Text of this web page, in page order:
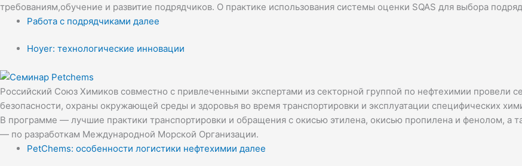
требованиям,обучение и развитие подрядчиков. О практике использования системы оценки SQAS для выбора
Работа с подрядчиками далее
Hoyer: технологические инновации
Российский Союз Химиков совместно с привлеченными экспертами из секторной группой по нефтехимии провели
безопасности, охраны окружающей среды и здоровья во время транспортировки и эксплуатации специфических
В программе — лучшие практики транспортировки и обращения с окисью этилена, окисью пропилена и фенолом, а
— по разработкам Международной Морской Организации.
PetChems: особенности логистики нефтехимии далее